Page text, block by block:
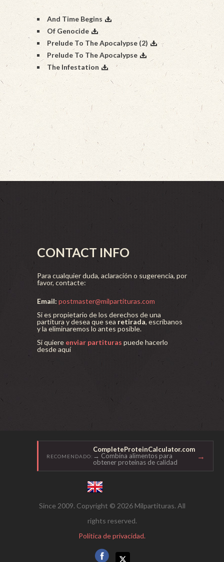
And Time Begins
Of Genocide
Prelude To The Apocalypse (2)
Prelude To The Apocalypse
The Infestation
CONTACT INFO
Para cualquier duda, aclaración o sugerencia, por
favor, contacte:
Email: postmaster@milpartituras.com
Si es propietario de los derechos de una
partitura y desea que sea retirada, escríbanos
y la eliminaremos lo antes posible.
Si quiere enviar partituras puede hacerlo
desde aquí
RECOMENDADO:
CompleteProteinCalculator.com
→ Combina alimentos para
obtener proteínas de calidad
→
Since 2009. Copyright © 2026 Milpartituras. All
rights reserved.
Política de privacidad.